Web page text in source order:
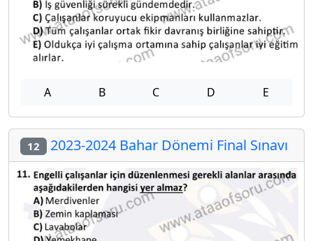
A B C D E
12 2023-2024 Bahar Dönemi Final Sınavı